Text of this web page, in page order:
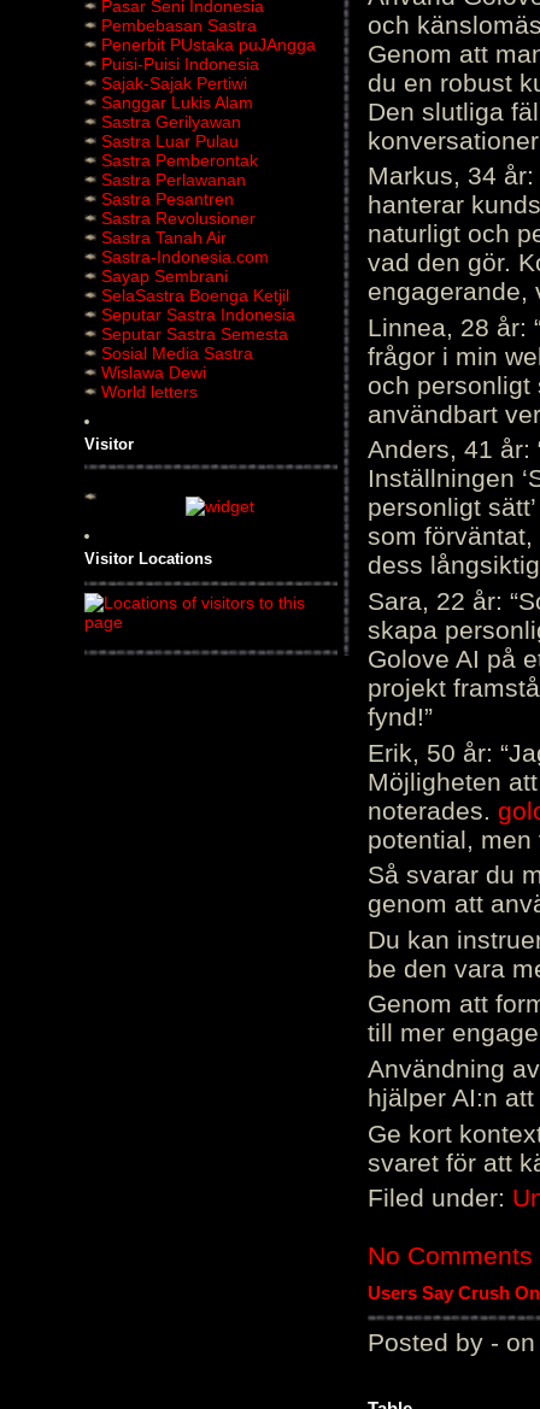
Pasar Seni Indonesia
Pembebasan Sastra
Penerbit PUstaka puJAngga
Puisi-Puisi Indonesia
Sajak-Sajak Pertiwi
Sanggar Lukis Alam
Sastra Gerilyawan
Sastra Luar Pulau
Sastra Pemberontak
Sastra Perlawanan
Sastra Pesantren
Sastra Revolusioner
Sastra Tanah Air
Sastra-Indonesia.com
Sayap Sembrani
SelaSastra Boenga Ketjil
Seputar Sastra Indonesia
Seputar Sastra Semesta
Sosial Media Sastra
Wislawa Dewi
World letters
Visitor
Visitor Locations
och
Genom att
du en robust
Den slutliga
Markus, 34
hanterar
naturligt och
vad den gör.
engagerande,
Linnea, 28 år:
frågor i min
och personligt
användbart
Anders, 41 år:
Inställningen
personligt
som
dess
Sara, 22 år:
skapa
Golove AI på
projekt
fynd!”
Erik, 50 år:
Möjligheten
noterades.
potential, men
Så svarar du
genom att
Du kan
be den vara
Genom att
till mer
Användning
hjälper AI:n
Ge kort
svaret för att
Filed under:
No Comments
Users Say Crush
Posted by - on